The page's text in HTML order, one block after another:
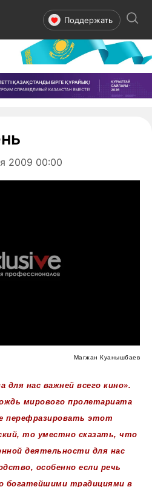
Поддержать
2009 00:00
Магжан Куанышбаев
для нас важней всего кино».
мирового пролетариата
перефразировать этот
то уместно сказать, что
деятельности для нас
особенно если речь
богатейшими традициями в